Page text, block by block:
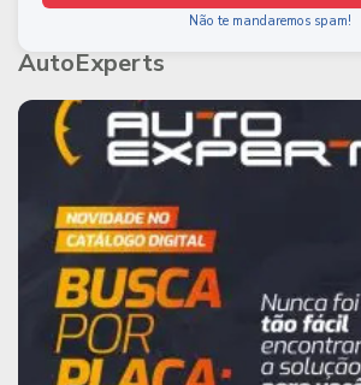
Não te mandaremos spam!
AutoExperts